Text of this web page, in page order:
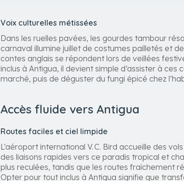
Voix culturelles métissées
Dans les ruelles pavées, les gourdes tambour
carnaval illumine juillet de costumes pailletés et
contes anglais se répondent lors de veillées
inclus à Antigua, il devient simple d’assister à
marché, puis de déguster du fungi épicé chez
Accès fluide vers Antigua
Routes faciles et ciel limpide
L’aéroport international V. C. Bird accueille des
des liaisons rapides vers ce paradis tropical et
plus reculées, tandis que les routes fraîchement
Opter pour tout inclus à Antigua signifie que